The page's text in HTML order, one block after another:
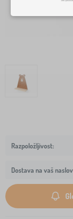
Dostava na vaš